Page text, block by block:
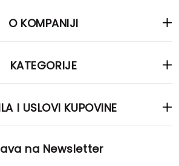
O KOMPANIJI
KATEGORIJE
I USLOVI KUPOVINE
na Newsletter